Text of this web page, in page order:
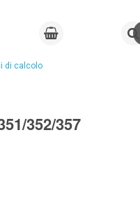
di calcolo
352/357